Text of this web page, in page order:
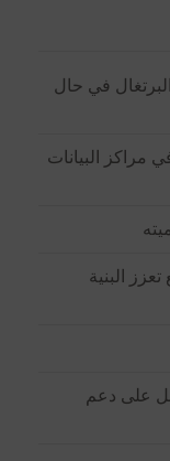
والبرتغال في حال
مراكز البيانات
البنية
على دعم